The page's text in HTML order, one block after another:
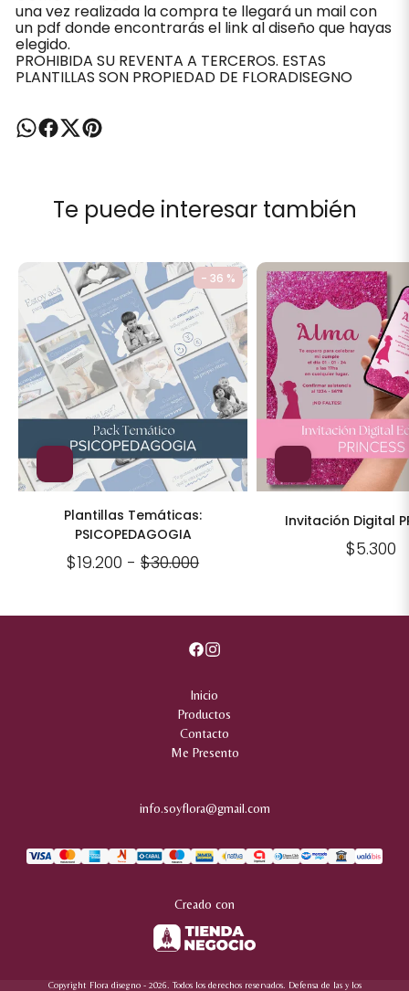
una vez realizada la compra te llegará un mail con
un pdf donde encontrarás el link al diseño que hayas
elegido.
PROHIBIDA SU REVENTA A TERCEROS. ESTAS
PLANTILLAS SON PROPIEDAD DE FLORADISEGNO
Te puede interesar también
- 36 %
Plantillas Temáticas:
PSICOPEDAGOGIA
$19.200 - $30.000
Invitación Digital
$5.300
Inicio
Productos
Contacto
Me Presento
info.soyflora@gmail.com
Creado con
Copyright Flora disegno - 2026. Todos los derechos reservados. Defensa de las y los